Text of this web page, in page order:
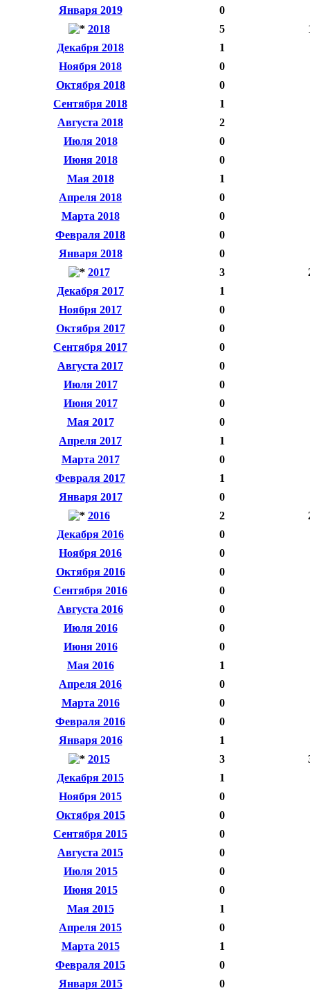
Января 2019
0
2018
5
Декабря 2018
1
Ноября 2018
0
Октября 2018
0
Сентября 2018
1
Августа 2018
2
Июля 2018
0
Июня 2018
0
Мая 2018
1
Апреля 2018
0
Марта 2018
0
Февраля 2018
0
Января 2018
0
2017
3
Декабря 2017
1
Ноября 2017
0
Октября 2017
0
Сентября 2017
0
Августа 2017
0
Июля 2017
0
Июня 2017
0
Мая 2017
0
Апреля 2017
1
Марта 2017
0
Февраля 2017
1
Января 2017
0
2016
2
Декабря 2016
0
Ноября 2016
0
Октября 2016
0
Сентября 2016
0
Августа 2016
0
Июля 2016
0
Июня 2016
0
Мая 2016
1
Апреля 2016
0
Марта 2016
0
Февраля 2016
0
Января 2016
1
2015
3
Декабря 2015
1
Ноября 2015
0
Октября 2015
0
Сентября 2015
0
Августа 2015
0
Июля 2015
0
Июня 2015
0
Мая 2015
1
Апреля 2015
0
Марта 2015
1
Февраля 2015
0
Января 2015
0